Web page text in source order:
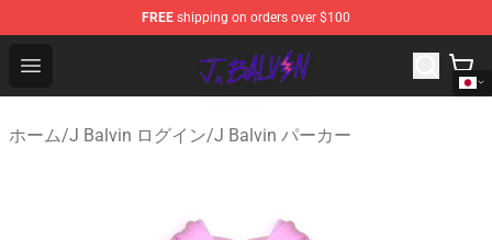
FREE shipping on orders over $100
Open menu
J Balvin Store - Official J Balvin Merchandise Shop
ホーム/J Balvin ログイン/J Balvin パーカー